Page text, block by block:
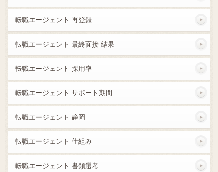
転職エージェント 再登録
転職エージェント 最終面接 結果
転職エージェント 採用率
転職エージェント サポート期間
転職エージェント 静岡
転職エージェント 仕組み
転職エージェント 書類選考